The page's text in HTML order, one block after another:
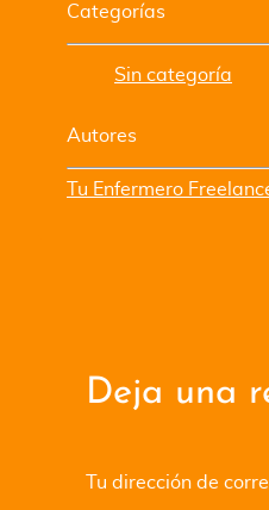
Categorías
Sin categoría
Autores
Tu Enfermero
Deja una
Tu dirección de